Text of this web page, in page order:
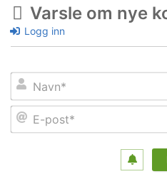
Varsle om nye
Logg inn